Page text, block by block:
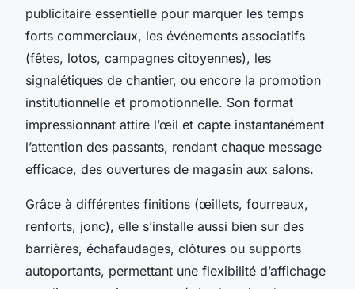
publicitaire essentielle pour marquer les temps
forts commerciaux, les événements associatifs
(fêtes, lotos, campagnes citoyennes), les
signalétiques de chantier, ou encore la promotion
institutionnelle et promotionnelle. Son format
impressionnant attire l’œil et capte instantanément
l’attention des passants, rendant chaque message
efficace, des ouvertures de magasin aux salons.
Grâce à différentes finitions (œillets, fourreaux,
renforts, jonc), elle s’installe aussi bien sur des
barrières, échafaudages, clôtures ou supports
autoportants, permettant une flexibilité d’affichage